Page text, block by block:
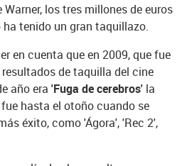
los tres millones de euros
tenido un gran taquillazo.
en cuenta que en 2009, que fue
de taquilla del cine
año era 'Fuga de cerebros'la
hasta el otoño cuando se
éxito, como 'Ágora', 'Rec 2',